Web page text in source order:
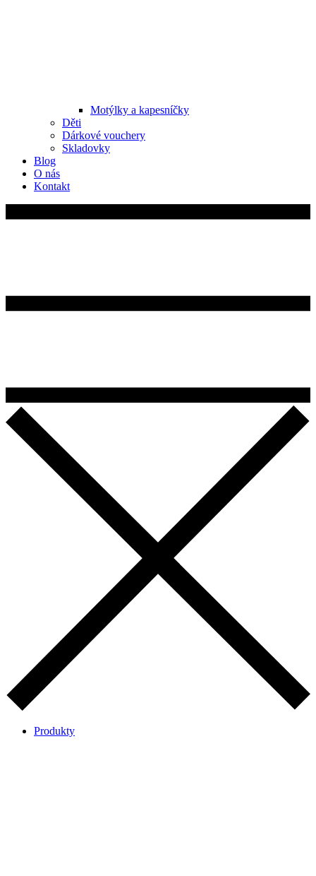
Motýlky a kapesníčky
Děti
Dárkové vouchery
Skladovky
Blog
O nás
Kontakt
Produkty